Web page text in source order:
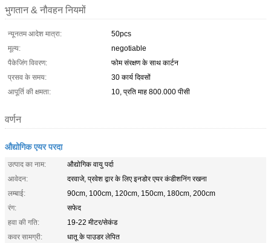
भुगतान & नौवहन नियमों
न्यूनतम आदेश मात्रा:
50pcs
मूल्य:
negotiable
पैकेजिंग विवरण:
फोम संरक्षण के साथ कार्टन
प्रसव के समय:
30 कार्य दिवसों
आपूर्ति की क्षमता:
10, प्रति माह 800.000 पीसी
वर्णन
औद्योगिक एयर परदा
उत्पाद का नाम:
औद्योगिक वायु पर्दा
आवेदन:
दरवाजे, प्रवेश द्वार के लिए इनडोर एयर कंडीशनिंग रखना
लम्बाई:
90cm, 100cm, 120cm, 150cm, 180cm, 200cm
रंग:
सफेद
हवा की गति:
19-22 मीटर/सेकंड
कवर सामग्री:
धातू के पाउडर लेपित